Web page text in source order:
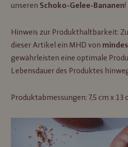
unseren Schoko-Gelee-Bananen!
Hinweis zur Produkthaltbarkeit:
dieser Artikel ein MHD von
gewährleisten eine optimale
Lebensdauer des Produktes
Produktabmessungen: 7,5 cm x 13